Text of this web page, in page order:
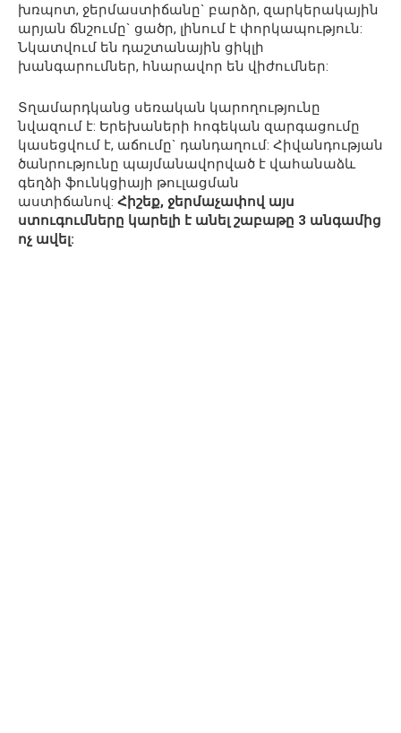
խռպոտ, ջերմաստիճանը` բարձր, զարկերակային
արյան ճնշումը` ցածր, լինում է փորկապություն:
Նկատվում են դաշտանային ցիկլի
խանգարումներ, հնարավոր են վիժումներ:
Տղամարդկանց սեռական կարողությունը
նվազում է: Երեխաների հոգեկան զարգացումը
կասեցվում է, աճումը` դանդաղում: Հիվանդության
ծանրությունը պայմանավորված է վահանաձև
գեղձի ֆունկցիայի թուլացման
աստիճանով: Հիշեք, ջերմաչափով այս
ստուգումները կարելի է անել շաբաթը 3 անգամից
ոչ ավել: